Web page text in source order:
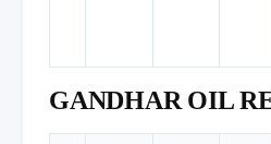
GANDHAR OIL